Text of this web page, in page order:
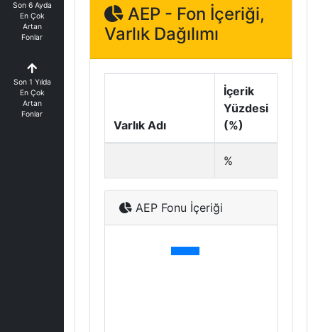
Son 6 Ayda
En Çok
Artan
Fonlar
Son 1 Yılda
En Çok
Artan
Fonlar
AEP - Fon İçeriği,
Varlık Dağılımı
Varlık Adı
İçerik
Yüzdesi
(%)
%
AEP Fonu İçeriği